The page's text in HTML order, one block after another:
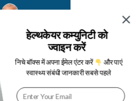
हेल्थकेयर कम्युनिटी को
ज्वाइन करें
निचे बॉक्स में अपना ईमेल एंटर करें
और पाएं
स्वास्थ्य संबंधी जानकारी सबसे पहले